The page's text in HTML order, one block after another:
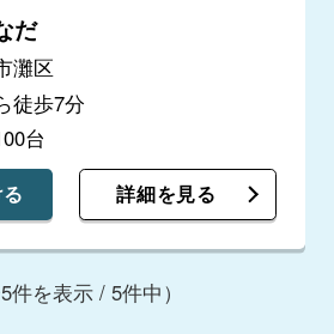
だ
灘区
徒歩7分
台
詳細を見る
5件を表示 / 5件中）